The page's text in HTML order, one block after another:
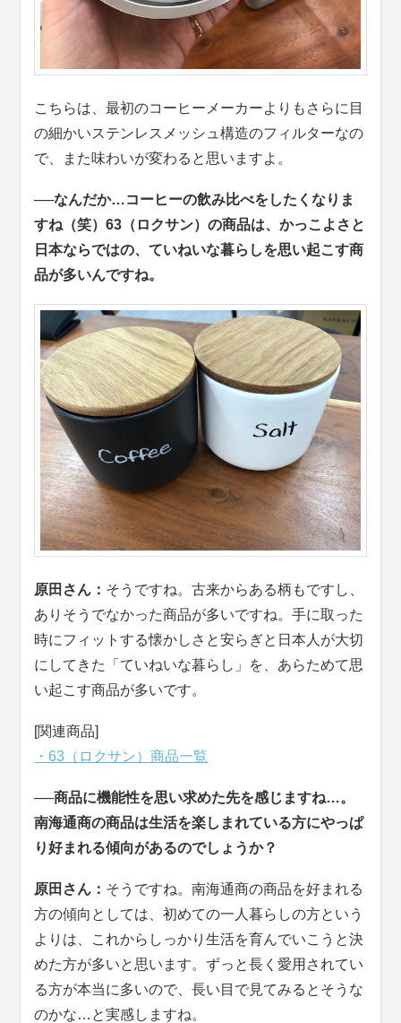
こちらは、最初のコーヒーメーカーよりもさらに目
の細かいステンレスメッシュ構造のフィルターなの
で、また味わいが変わると思いますよ。
──なんだか…コーヒーの飲み比べをしたくなりま
すね（笑）63（ロクサン）の商品は、かっこよさと
日本ならではの、ていねいな暮らしを思い起こす商
品が多いんですね。
原田さん： そうですね。古来からある柄もですし、
ありそうでなかった商品が多いですね。手に取った
時にフィットする懐かしさと安らぎと日本人が大切
にしてきた「ていねいな暮らし」を、あらためて思
い起こす商品が多いです。
[関連商品]
・63（ロクサン）商品一覧
──商品に機能性を思い求めた先を感じますね…。
南海通商の商品は生活を楽しまれている方にやっぱ
り好まれる傾向があるのでしょうか？
原田さん： そうですね。南海通商の商品を好まれる
方の傾向としては、初めての一人暮らしの方という
よりは、これからしっかり生活を育んでいこうと決
めた方が多いと思います。ずっと長く愛用されてい
る方が本当に多いので、長い目で見てみるとそうな
のかな…と実感しますね。